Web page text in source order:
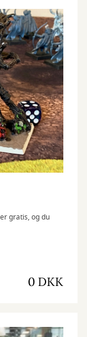
gratis, og du
0 DKK